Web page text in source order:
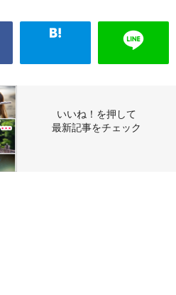
いいね！を押して
最新記事をチェック